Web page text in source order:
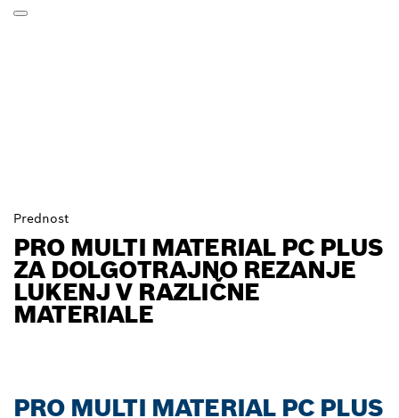
Prednost
PRO MULTI MATERIAL PC PLUS
ZA DOLGOTRAJNO REZANJE
LUKENJ V RAZLIČNE
MATERIALE
PRO MULTI MATERIAL PC PLUS